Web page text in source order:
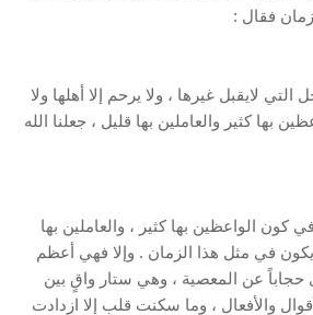
فقال :
لايقبل غيرها ، ولا يرحم إلا أهلها ولا
بها كثير والعاملين بها قليل ، جعلنا الله
كون الواعظين بها كثير ، والعاملين بها
في مثل هذا الزمان . وإلا فهي أعظم
حجاباً عن المعصية ، وهي ستار واقٍ بين
والأفعال ، وما سكنت قلب إلا ازدادت